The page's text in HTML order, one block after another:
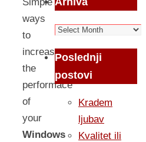
ways
to
increase
the
performace
of
your
Windows
Arhiva
Poslednji
postovi
Kradem
ljubav
Kvalitet ili